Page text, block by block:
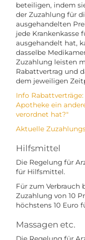
beteiligen, indem
der Zuzahlung für
ausgehandelten
jede Krankenkasse
ausgehandelt hat,
dasselbe
Zuzahlung leisten
Rabattvertrag und
dem jeweiligen
Info
Apotheke ein
verordnet hat?"
Aktuelle
Hilfsmittel
Die Regelung für
für Hilfsmittel.
Für zum
Zuzahlung von 10
höchstens 10 Euro
Massagen etc.
Die Regelung für